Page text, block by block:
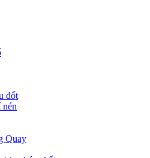
đốt
Quay